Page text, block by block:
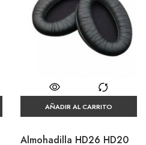
AÑADIR AL CARRITO
Almohadilla HD26 HD20